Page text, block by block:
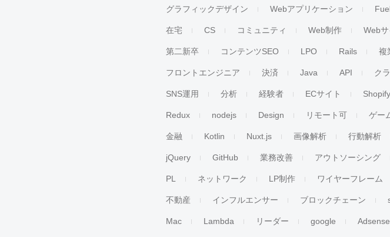
グラフィックデザイン Webアプリケーション
在宅 CS コミュニティ Web制作 Webサ
第二新卒 コンテンツSEO LPO Rails 複
フロントエンジニア 決済 Java API ク
SNS運用 分析 経験者 ECサイト Shopify
Redux nodejs Design リモート可 ゲー
金融 Kotlin Nuxt.js 画像解析 行動解析
jQuery GitHub 業務改善 アウトソーシング
PL ネットワーク LP制作 ワイヤーフレーム
不動産 インフルエンサー ブロックチェーン
Mac Lambda リーダー google Adsense